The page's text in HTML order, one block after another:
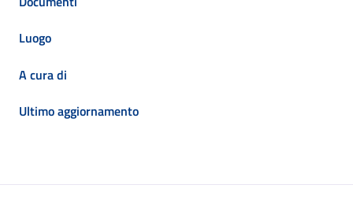
Luogo
A cura di
Ultimo aggiornamento